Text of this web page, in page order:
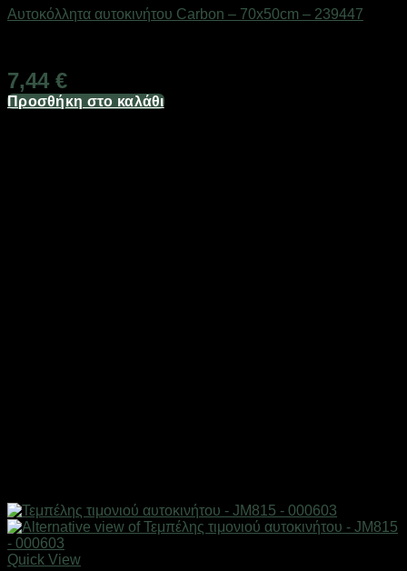
Αυτοκόλλητα αυτοκινήτου Carbon – 70x50cm – 239447
7,44 €
Προσθήκη στο καλάθι
Quick View